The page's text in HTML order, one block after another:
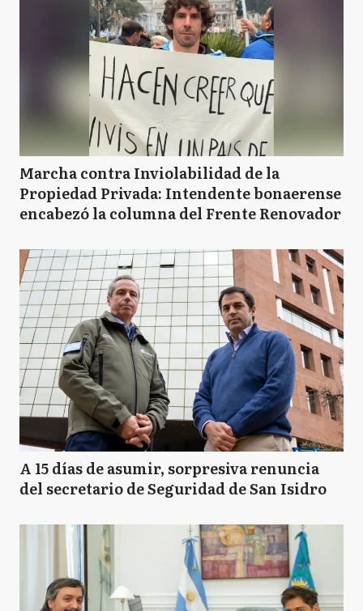
Marcha contra Inviolabilidad de la
Propiedad Privada: Intendente bonaerense
encabezó la columna del Frente Renovador
A 15 días de asumir, sorpresiva renuncia
del secretario de Seguridad de San Isidro